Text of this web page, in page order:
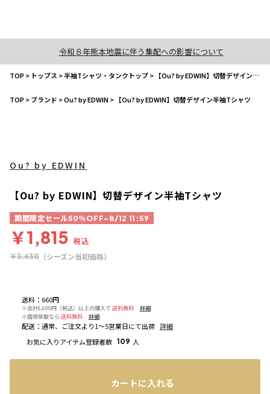
令和８年熊本地震に伴う集配への影響について
TOP> トップス >半袖Tシャツ・タンクトップ> 【Ou? by EDWIN】切替デザイン半袖Tシャツ
TOP>ブランド >Ou? by EDWIN> 【Ou? by EDWIN】切替デザイン半袖Tシャツ
送料 ： 660円
※合計6,600円（税込）以上の購入で 送料無料
詳細
※店頭受取なら 送料無料 詳細
配送 ： 通常、ご注文より1～5営業日にて出荷 詳細
お気に入りアイテム登録者数 109 人
Ou? by EDWIN
【Ou? by EDWIN】切替デザイン半袖Tシャツ
期間限定セール50％OFF~8/12 11:59
￥1,815 税込
￥3,630 （シーズン当初価格）
カートに入れる